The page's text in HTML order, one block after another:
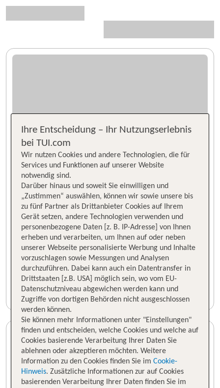
Ihre Entscheidung – Ihr Nutzungserlebnis
bei TUI.com
Wir nutzen Cookies und andere Technologien, die für
Services und Funktionen auf unserer Website
notwendig sind.
Darüber hinaus und soweit Sie einwilligen und
„Zustimmen“ auswählen, können wir sowie unsere bis
zu fünf Partner als Drittanbieter Cookies auf Ihrem
Gerät setzen, andere Technologien verwenden und
personenbezogene Daten [z. B. IP-Adresse] von Ihnen
erheben und verarbeiten, um Ihnen auf oder neben
unserer Webseite personalisierte Werbung und Inhalte
vorzuschlagen sowie Messungen und Analysen
durchzuführen. Dabei kann auch ein Datentransfer in
Drittstaaten [z.B. USA] möglich sein, wo vom EU-
Datenschutzniveau abgewichen werden kann und
Zugriffe von dortigen Behörden nicht ausgeschlossen
werden können.
Sie können mehr Informationen unter "Einstellungen"
finden und entscheiden, welche Cookies und welche auf
Cookies basierende Verarbeitung Ihrer Daten Sie
ablehnen oder akzeptieren möchten. Weitere
Information zu den Cookies finden Sie im Cookie-
Hinweis. Zusätzliche Informationen zur auf Cookies
basierenden Verarbeitung Ihrer Daten finden Sie im